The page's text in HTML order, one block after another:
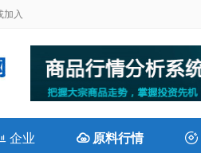
加入
企业 原料行情 